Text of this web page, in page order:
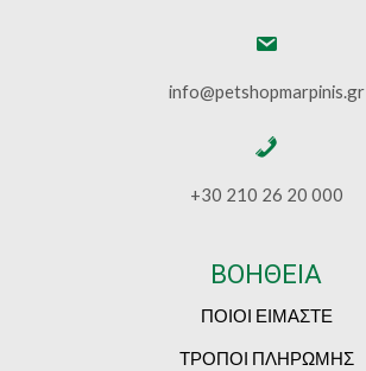
info@petshopmarpinis.gr
+30 210 26 20 000
ΒΟΗΘΕΙΑ
ΠΟΙΟΙ ΕΙΜΑΣΤΕ
ΤΡΟΠΟΙ ΠΛΗΡΩΜΗΣ